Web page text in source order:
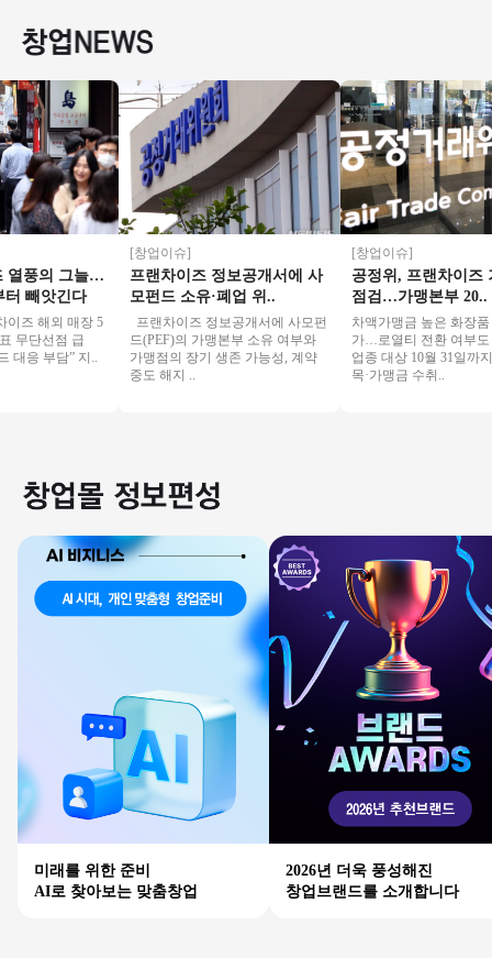
풍의 그늘…
빼앗긴다
해외 매장 5
단선점 급
부담” 지..
[창업이슈]
프랜차이즈 정보공개서에 사
모펀드 소유·폐업 위..
프랜차이즈 정보공개서에 사모펀
드(PEF)의 가맹본부 소유 여부와
가맹점의 장기 생존 가능성, 계약
중도 해지 ..
[창업이슈]
공정위, 프랜차이즈 거
점검…가맹본부 20..
차액가맹금 높은 화장품 업
가…로열티 전환 여부도 점
업종 대상 10월 31일까지…
목·가맹금 수취..
미래를 위한 준비
AI로 찾아보는 맞춤창업
2026년 더욱 풍성해진
창업브랜드를 소개합니다